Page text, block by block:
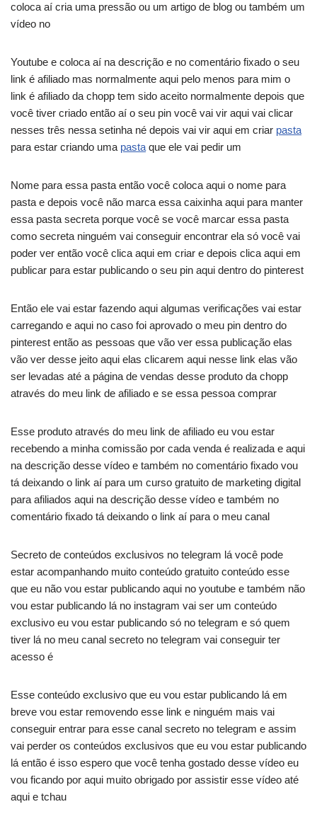
coloca aí cria uma pressão ou um artigo de blog ou também um
vídeo no
Youtube e coloca aí na descrição e no comentário fixado o seu
link é afiliado mas normalmente aqui pelo menos para mim o
link é afiliado da chopp tem sido aceito normalmente depois que
você tiver criado então aí o seu pin você vai vir aqui vai clicar
nesses três nessa setinha né depois vai vir aqui em criar pasta
para estar criando uma pasta que ele vai pedir um
Nome para essa pasta então você coloca aqui o nome para
pasta e depois você não marca essa caixinha aqui para manter
essa pasta secreta porque você se você marcar essa pasta
como secreta ninguém vai conseguir encontrar ela só você vai
poder ver então você clica aqui em criar e depois clica aqui em
publicar para estar publicando o seu pin aqui dentro do pinterest
Então ele vai estar fazendo aqui algumas verificações vai estar
carregando e aqui no caso foi aprovado o meu pin dentro do
pinterest então as pessoas que vão ver essa publicação elas
vão ver desse jeito aqui elas clicarem aqui nesse link elas vão
ser levadas até a página de vendas desse produto da chopp
através do meu link de afiliado e se essa pessoa comprar
Esse produto através do meu link de afiliado eu vou estar
recebendo a minha comissão por cada venda é realizada e aqui
na descrição desse vídeo e também no comentário fixado vou
tá deixando o link aí para um curso gratuito de marketing digital
para afiliados aqui na descrição desse vídeo e também no
comentário fixado tá deixando o link aí para o meu canal
Secreto de conteúdos exclusivos no telegram lá você pode
estar acompanhando muito conteúdo gratuito conteúdo esse
que eu não vou estar publicando aqui no youtube e também não
vou estar publicando lá no instagram vai ser um conteúdo
exclusivo eu vou estar publicando só no telegram e só quem
tiver lá no meu canal secreto no telegram vai conseguir ter
acesso é
Esse conteúdo exclusivo que eu vou estar publicando lá em
breve vou estar removendo esse link e ninguém mais vai
conseguir entrar para esse canal secreto no telegram e assim
vai perder os conteúdos exclusivos que eu vou estar publicando
lá então é isso espero que você tenha gostado desse vídeo eu
vou ficando por aqui muito obrigado por assistir esse vídeo até
aqui e tchau